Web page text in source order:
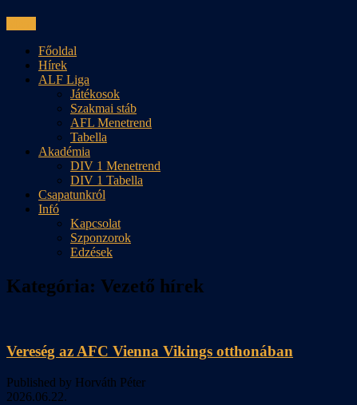
contentFőoldal
Hírek
ALF Liga
Játékosok
Szakmai stáb
AFL Menetrend
Tabella
Akadémia
DIV 1 Menetrend
DIV 1 Tabella
Csapatunkról
Infó
Kapcsolat
Szponzorok
Edzések
Kategória: Vezető hírek
Vereség az AFC Vienna Vikings otthonában
Published by Horváth Péter
2026.06.22.